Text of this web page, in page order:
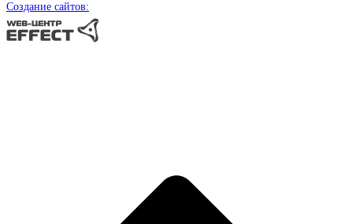
Создание сайтов: